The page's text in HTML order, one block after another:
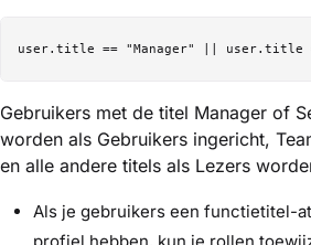
Gebruikers met de titel Manager of
worden als Gebruikers ingericht,
en alle andere titels als Lezers
Als je gebruikers een functietitel-